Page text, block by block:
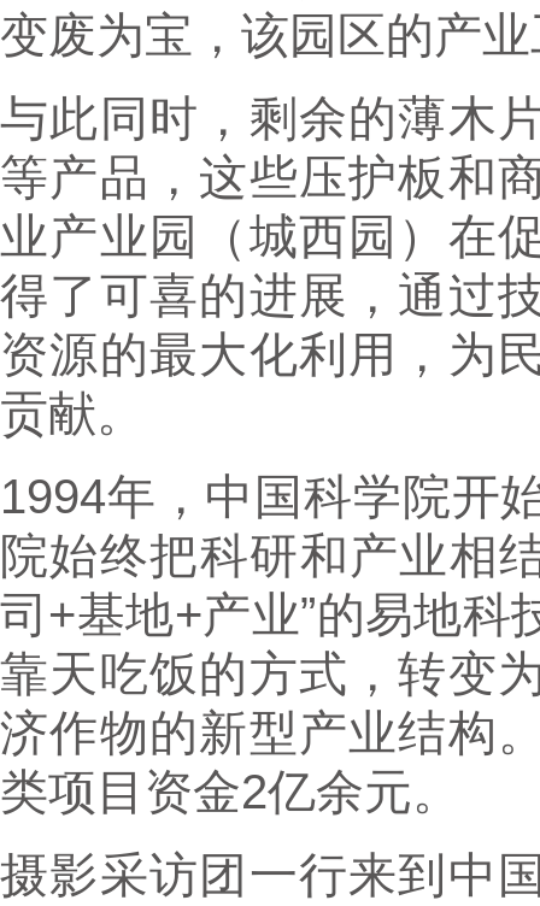
变废为宝，该园区的产
与此同时，剩余的薄木
等产品，这些压护板和
业产业园（城西园）在
得了可喜的进展，通过
资源的最大化利用，为
贡献。
1994年，中国科学院开
院始终把科研和产业相
司+基地+产业”的易地科
靠天吃饭的方式，转变
济作物的新型产业结构
类项目资金2亿余元。
摄影采访团一行来到中